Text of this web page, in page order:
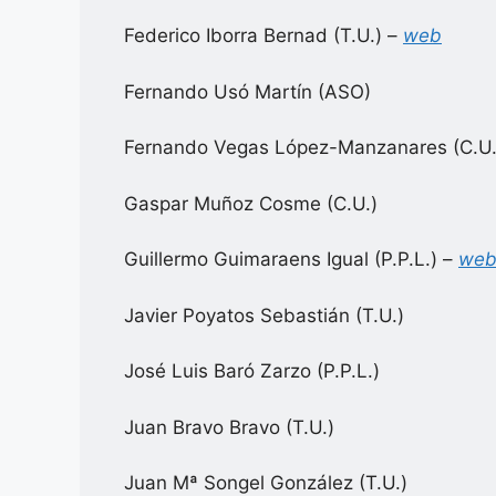
Federico Iborra Bernad (T.U.) – web
Fernando Usó Martín (ASO)
Fernando Vegas López-Manzanares
Gaspar Muñoz Cosme (C.U.)
Guillermo Guimaraens Igual (P.P.L.) – web
Javier Poyatos Sebastián (T.U.)
José Luis Baró Zarzo (P.P.L.)
Juan Bravo Bravo (T.U.)
Juan Mª Songel González (T.U.)